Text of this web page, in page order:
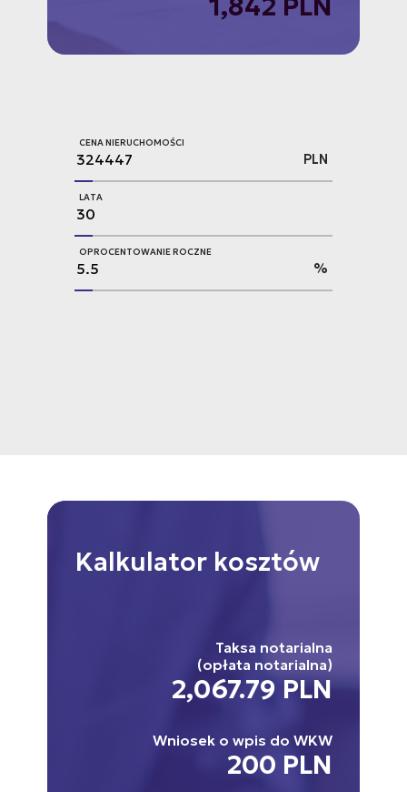
CENA NIERUCHOMOŚCI
PLN
LATA
OPROCENTOWANIE ROCZNE
%
Kalkulator kosztów
Taksa notarialna
(opłata notarialna)
2,067.79 PLN
Wniosek o wpis do WKW
200 PLN